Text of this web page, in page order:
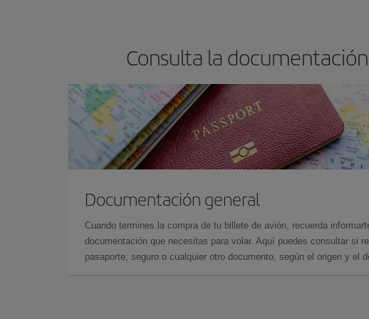
Consulta la
Documentación general
Cuando termines la compra de tu billete de avión, recuerda
documentación que necesitas para volar. Aquí puedes consultar si
pasaporte, seguro o cualquier otro documento, según el origen y el